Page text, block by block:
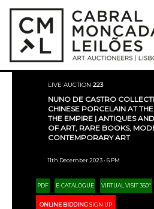
LIVE AUCTION 223
NUNO DE CASTRO
CHINESE PORCELAIN AT
THE EMPIRE | ANTIQUES
OF ART, RARE BOOKS,
CONTEMPORARY ART
11th December 2023 • 6 PM
PDF E-CATALOGUE VIRTUAL VISIT 360º
ONLINE BIDDINGSIGN UP